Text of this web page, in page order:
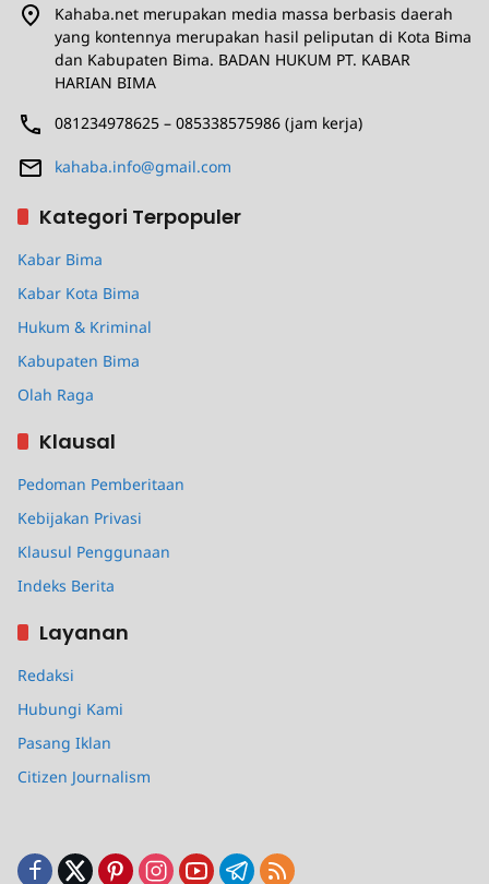
Kahaba.net merupakan media massa berbasis daerah
yang kontennya merupakan hasil peliputan di Kota Bima
dan Kabupaten Bima. BADAN HUKUM PT. KABAR
HARIAN BIMA
081234978625 – 085338575986 (jam kerja)
kahaba.info@gmail.com
Kategori Terpopuler
Kabar Bima
Kabar Kota Bima
Hukum & Kriminal
Kabupaten Bima
Olah Raga
Klausal
Pedoman Pemberitaan
Kebijakan Privasi
Klausul Penggunaan
Indeks Berita
Layanan
Redaksi
Hubungi Kami
Pasang Iklan
Citizen Journalism